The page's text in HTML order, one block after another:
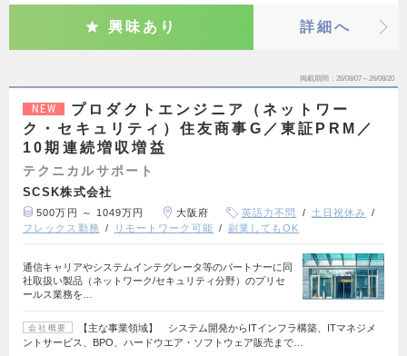
興味あり 詳細へ
掲載期間 26/08/07～26/08/20
NEW
プロダクトエンジニア（ネットワー
ク・セキュリティ）住友商事G／東証PRM／
10期連続増収増益
テクニカルサポート
SCSK株式会社
500万円 ～ 1049万円 大阪府 英語力不問
土日祝休み
フレックス勤務
リモートワーク可能 副業してもOK
通信キャリアやシステムインテグレータ等のパートナーに同
社取扱い製品（ネットワーク/セキュリティ分野）のプリセ
ールス業務を…
会社概要
【主な事業領域】 システム開発からITインフラ構築、ITマネジメ
ントサービス、BPO、ハードウエア・ソフトウェア販売まで…